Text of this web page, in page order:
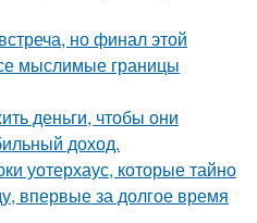
но финал этой
мыслимые границы
деньги, чтобы они
доход.
уотерхаус, которые тайно
впервые за долгое время